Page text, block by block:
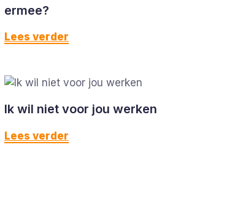
ermee?
Lees verder
Ik wil niet voor jou werken
Lees verder